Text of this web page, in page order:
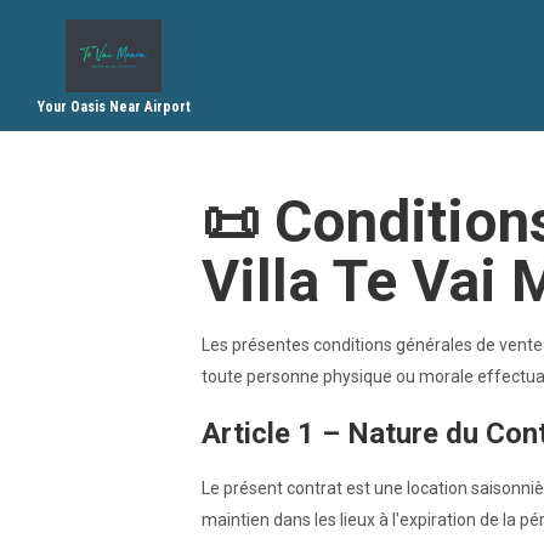
Your Oasis Near Airport
Tahiti-
📜
Villa Te Vai
Les présentes conditions générales de
toute personne physique ou morale
Article 1 – Nature du
Le présent contrat est une location
maintien dans les lieux à l'expiration de la